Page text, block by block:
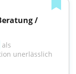
/
als
unerlässlich